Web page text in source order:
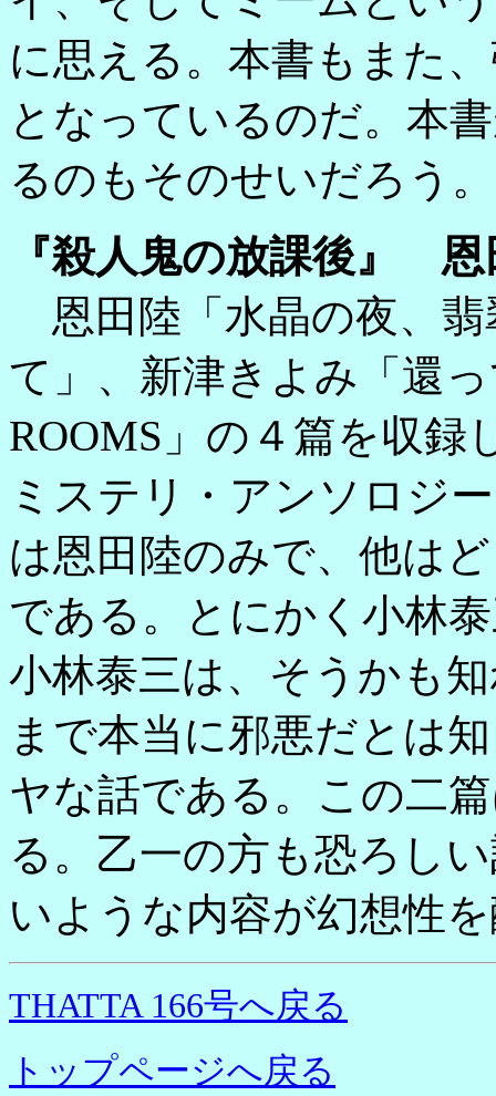
に思える。本書もまた
となっているのだ。本
るのもそのせいだろう。
『殺人鬼の放課後』 恩
恩田陸「水晶の夜、翡
て」、新津きよみ「還
ROOMS」の４篇を収
ミステリ・アンソロジ
は恩田陸のみで、他は
である。とにかく小林
小林泰三は、そうかも
まで本当に邪悪だとは
ヤな話である。この二
る。乙一の方も恐ろし
いような内容が幻想性
THATTA 166号へ戻る
トップページへ戻る